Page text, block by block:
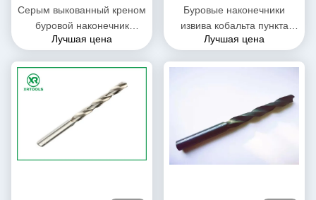
Серым выкованный креном
буровой наконечник
кольцевой пилы, прямые
пункта Брэд штемпелюя
Лучшая цена
Буровые наконечники
извива кобальта пункта
135° дополнительной
Лучшая цена